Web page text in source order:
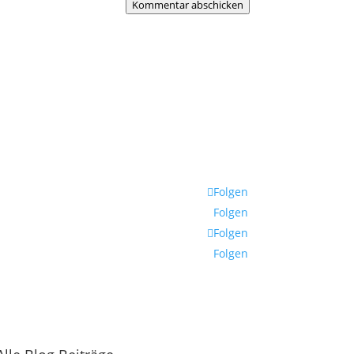
Kommentar abschicken
Folgen
Folgen
Folgen
Folgen